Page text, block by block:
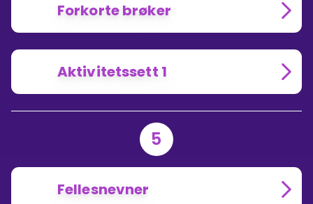
Forkorte brøker
Aktivitetssett 1
5
Fellesnevner